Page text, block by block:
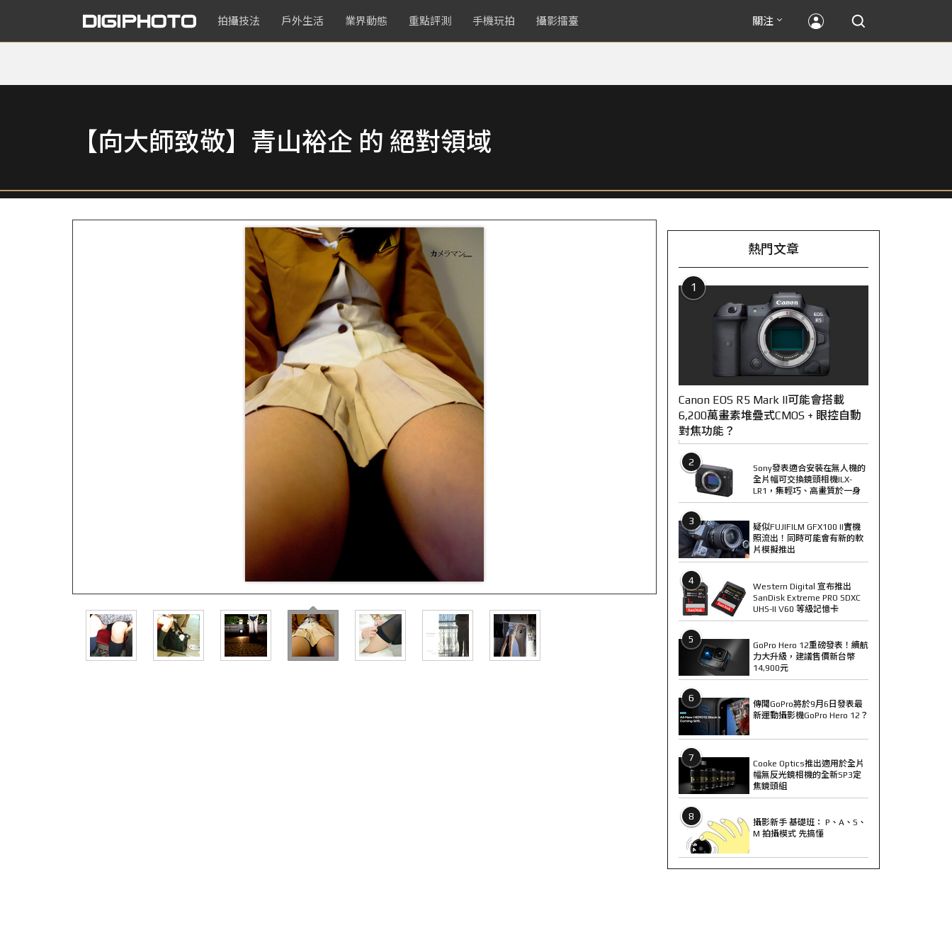
拍攝技法 戶外生活 業界動態 重點評測 手機玩拍 攝影擂臺 關注
【向大師致敬】青山裕企 的 絕對領域
熱門文章
1
Canon EOS R5 Mark II可能會搭載
6,200萬畫素堆疊式CMOS + 眼控自動
對焦功能？
2
Sony發表適合安裝在無人機的
全片幅可交換鏡頭相機ILX-
LR1，集輕巧、高畫質於一身
3
疑似FUJIFILM GFX100 II實機
照流出！同時可能會有新的軟
片模擬推出
4
Western Digital 宣布推出
SanDisk Extreme PRO SDXC
UHS-II V60 等級記憶卡
5
GoPro Hero 12重磅發表！續航
力大升級，建議售價新台幣
14,900元
6
傳聞GoPro將於9月6日發表最
新運動攝影機GoPro Hero 12？
7
Cooke Optics推出適用於全片
幅無反光鏡相機的全新SP3定
焦鏡頭組
8
攝影新手 基礎班： P、A、S、
M 拍攝模式 先搞懂